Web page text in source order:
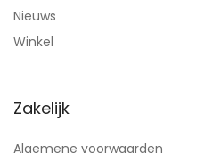
Nieuws
Winkel
Zakelijk
Algemene voorwaarden